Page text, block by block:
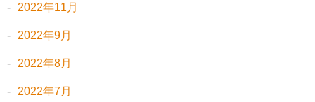
2022年11月
2022年9月
2022年8月
2022年7月